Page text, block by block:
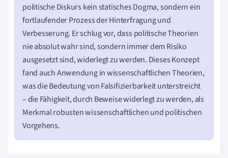
politische Diskurs kein statisches Dogma, sondern ein
fortlaufender Prozess der Hinterfragung und
Verbesserung. Er schlug vor, dass politische Theorien
nie absolut wahr sind, sondern immer dem Risiko
ausgesetzt sind, widerlegt zu werden. Dieses Konzept
fand auch Anwendung in wissenschaftlichen Theorien,
was die Bedeutung von Falsifizierbarkeit unterstreicht
– die Fähigkeit, durch Beweise widerlegt zu werden, als
Merkmal robusten wissenschaftlichen und politischen
Vorgehens.